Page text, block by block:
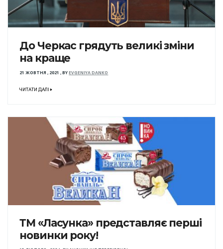
До Черкас грядуть великі зміни
на краще
21 ЖОВТНЯ , 2021 ,BYEVGENIYA DANKO
ЧИТАТИ ДАЛІ
ТМ «Ласунка» представляє перші
новинки року!